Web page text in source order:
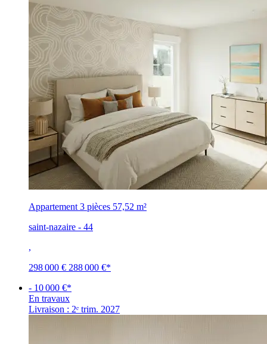
Appartement 3 pièces 57,52 m²
saint-nazaire - 44
,
298 000 € 288 000 €*
- 10 000 €*
En travaux
Livraison : 2ᵉ trim. 2027